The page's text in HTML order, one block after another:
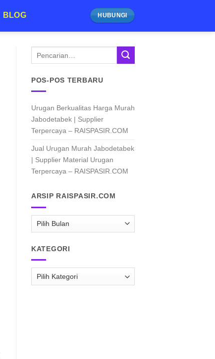
BLOG HUBUNGI
POS-POS TERBARU
Urugan Berkualitas Harga Murah
Jabodetabek | Supplier
Terpercaya – RAISPASIR.COM
Jual Urugan Murah Jabodetabek
| Supplier Material Urugan
Terpercaya – RAISPASIR.COM
ARSIP RAISPASIR.COM
KATEGORI